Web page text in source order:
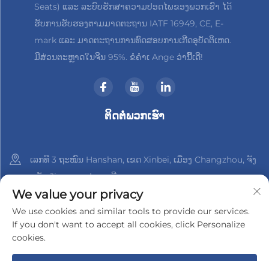
Seats) ແລະ ລະບົບຮັກສາຄວາມປອດໄພຂອງພວກເຮົາ ໄດ້
ຮັບການຮັບຮອງຕາມມາດຕະຖານ IATF 16949, CE, E-
mark ແລະ ມາດຕະຖານການທົດສອບການເກີດອຸບັດຕິເຫດ.
ມີສ່ວນຕະຫຼາດໃນຈີນ 95%. ຂໍຄຳເ Ange ວ່ານີ້ເດີ!
ຕິດຕໍ່ພວກເຮົາ
ເລກທີ 3 ຖະໜົນ Hanshan, ເຂດ Xinbei, ເມືອງ Changzhou, ຈັງ
ຫວັດ Jiangsu, ປະເທດຈີນ
+86-18961288218
[email protected]
We value your privacy
We use cookies and similar tools to provide our services.
If you don't want to accept all cookies, click Personalize
cookies.